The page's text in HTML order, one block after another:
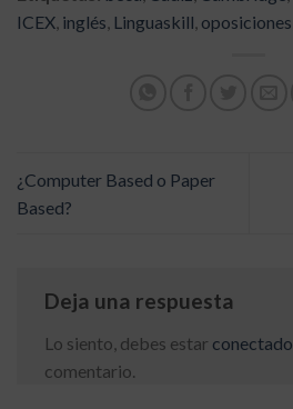
ICEX inglés Linguaskill oposiciones
¿Computer Based o Paper
Based?
Deja una respuesta
Lo siento, debes estar conectado
comentario.